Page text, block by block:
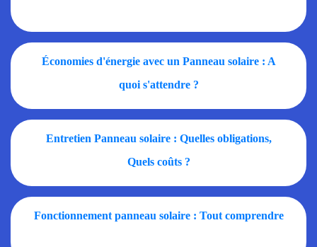
Économies d'énergie avec un Panneau solaire : A
quoi s'attendre ?
Entretien Panneau solaire : Quelles obligations,
Quels coûts ?
Fonctionnement panneau solaire : Tout comprendre